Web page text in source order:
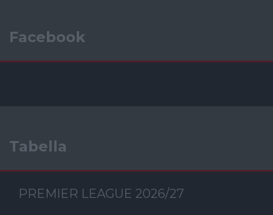
Facebook
Tabella
PREMIER LEAGUE 2026/27